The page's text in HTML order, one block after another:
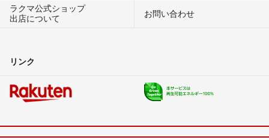
ラクマ公式ショップ
出店について
お問い合わせ
リンク